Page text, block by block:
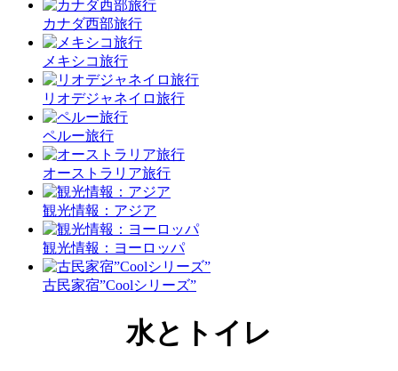
カナダ西部旅行
メキシコ旅行
リオデジャネイロ旅行
ペルー旅行
オーストラリア旅行
観光情報：アジア
観光情報：ヨーロッパ
古民家宿”Coolシリーズ”
水とトイレ